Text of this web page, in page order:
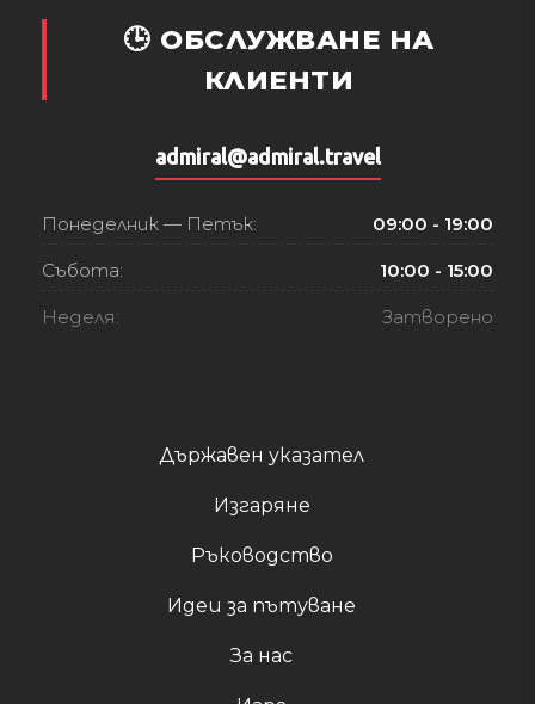
Държавен указател
Изгаряне
Ръководство
Идеи за пътуване
За нас
🕒 ОБСЛУЖВАНЕ НА
КЛИЕНТИ
admiral@admiral.travel
Понеделник — Петък: 09:00 - 19:00
Събота: 10:00 - 15:00
Неделя: Затворено